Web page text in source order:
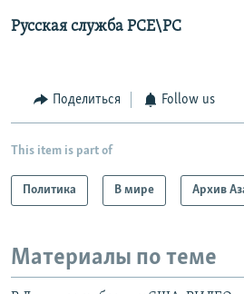
Русская служба РСЕ\РС
Поделиться Follow us
This item is part of
Политика В мире Архив
Материалы по теме